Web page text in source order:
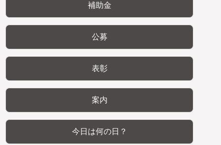
補助金
公募
表彰
案内
今日は何の日？